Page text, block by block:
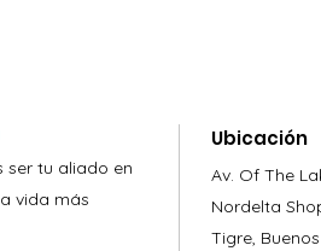
ser tu aliado en
vida más
Ubicación
Av. Of The
Nordelta
Tigre,